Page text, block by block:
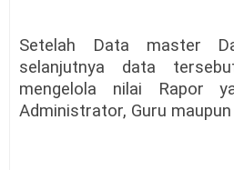
Setelah Data master
selanjutnya data
mengelola nilai Rapor
Administrator, Guru